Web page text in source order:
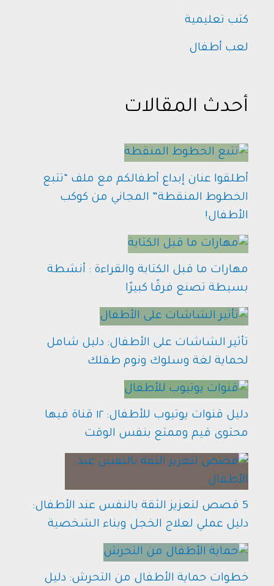
كتب تعليمية
لعب أطفال
أحدث المقالات
أطلقوا عنان إبداع أطفالكم مع ملف “تتبع
الخطوط المنقطة” المجاني من كوكب
الأطفال!
مهارات ما قبل الكتابة والقراءة : أنشطة
بسيطة تصنع فرقًا كبيرًا
تأثير الشاشات على الأطفال: دليل شامل
لحماية لغة وسلوك ونوم طفلك
دليل قنوات يوتيوب للأطفال: ١٢ قناة فيها
محتوى قيم وممتع بنفس الوقت
5 قصص لتعزيز الثقة بالنفس عند الأطفال:
دليل عملي لعلاج الخجل وبناء الشخصية
خطوات حماية الأطفال من التحرش: دليل